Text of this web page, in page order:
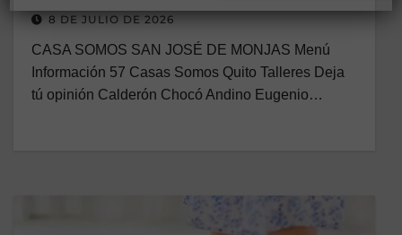
8 DE JULIO DE 2026
CASA SOMOS SAN JOSÉ DE MONJAS Menú
Información 57 Casas Somos Quito Talleres Deja
tú opinión Calderón Chocó Andino Eugenio…